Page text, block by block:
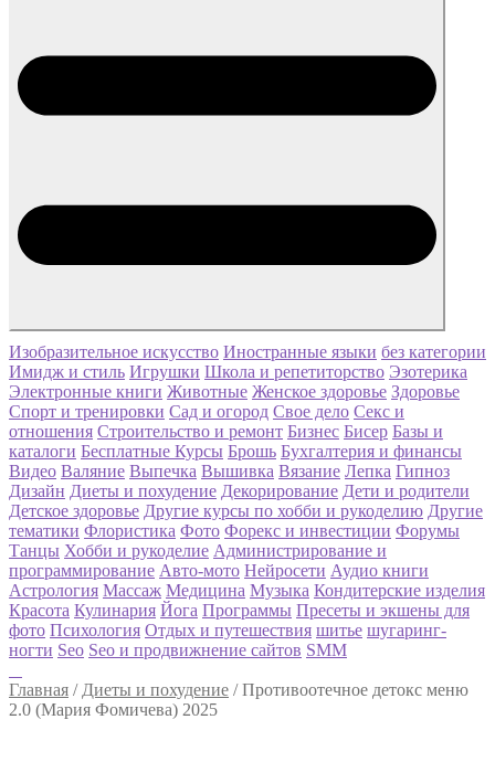
Изобразительное искусство Иностранные языки без категории
Имидж и стиль Игрушки Школа и репетиторство Эзотерика
Электронные книги Животные Женское здоровье Здоровье
Спорт и тренировки Сад и огород Свое дело Секс и
отношения Строительство и ремонт Бизнес Бисер Базы и
каталоги Бесплатные Курсы Брошь Бухгалтерия и финансы
Видео Валяние Выпечка Вышивка Вязание Лепка Гипноз
Дизайн Диеты и похудение Декорирование Дети и родители
Детское здоровье Другие курсы по хобби и рукоделию Другие
тематики Флористика Фото Форекс и инвестиции Форумы
Танцы Хобби и рукоделие Администрирование и
программирование Авто-мото Нейросети Аудио книги
Астрология Массаж Медицина Музыка Кондитерские изделия
Красота Кулинария Йога Программы Пресеты и экшены для
фото Психология Отдых и путешествия шитье шугаринг-
ногти Seo Seo и продвижнение сайтов SMM
Главная / Диеты и похудение /Противоотечное детокс меню
2.0 (Мария Фомичева) 2025